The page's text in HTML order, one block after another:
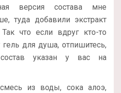
версия состава мне
туда добавили экстракт
что если вдруг кто-то
гель для душа, отпишитесь,
состав указан у вас на
из воды, сока алоэ,